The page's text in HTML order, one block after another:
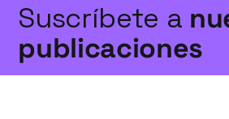
Suscríbete a
publicaciones